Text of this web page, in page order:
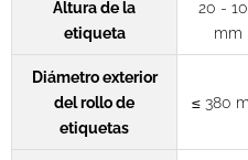
Altura de la
etiqueta
20 -
mm
Diámetro exterior
del rollo de
etiquetas
≤ 380